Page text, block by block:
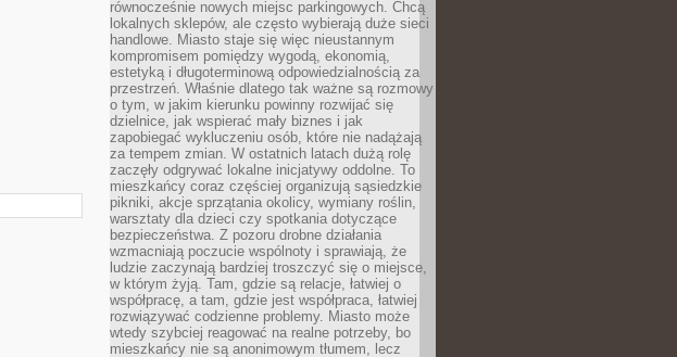
równocześnie nowych miejsc parkingowych. Chcą
lokalnych sklepów, ale często wybierają duże sieci
handlowe. Miasto staje się więc nieustannym
kompromisem pomiędzy wygodą, ekonomią,
estetyką i długoterminową odpowiedzialnością za
przestrzeń. Właśnie dlatego tak ważne są rozmowy
o tym, w jakim kierunku powinny rozwijać się
dzielnice, jak wspierać mały biznes i jak
zapobiegać wykluczeniu osób, które nie nadążają
za tempem zmian. W ostatnich latach dużą rolę
zaczęły odgrywać lokalne inicjatywy oddolne. To
mieszkańcy coraz częściej organizują sąsiedzkie
pikniki, akcje sprzątania okolicy, wymiany roślin,
warsztaty dla dzieci czy spotkania dotyczące
bezpieczeństwa. Z pozoru drobne działania
wzmacniają poczucie wspólnoty i sprawiają, że
ludzie zaczynają bardziej troszczyć się o miejsce,
w którym żyją. Tam, gdzie są relacje, łatwiej o
współpracę, a tam, gdzie jest współpraca, łatwiej
rozwiązywać codzienne problemy. Miasto może
wtedy szybciej reagować na realne potrzeby, bo
mieszkańcy nie są anonimowym tłumem, lecz